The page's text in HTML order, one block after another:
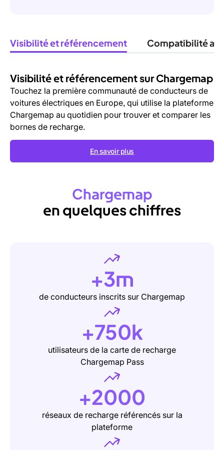
Visibilité et référencement Compatibilité
Visibilité et référencement sur Chargemap
Touchez la première communauté de conducteurs de
voitures électriques en Europe, qui utilise la plateforme
Chargemap au quotidien pour trouver et comparer les
bornes de recharge.
En savoir plus
Des
outils
pour
vos
collaborateurs
Chargemap
en quelqueschiffres
+3m
de conducteurs inscrits sur Chargemap
+750k
utilisateurs de la carte de recharge
Chargemap Pass
+2000
réseaux de recharge référencés sur la
plateforme